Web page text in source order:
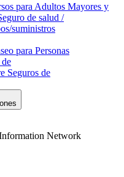
para Adultos Mayores y
de salud /
suministros
para Personas
Seguros de
Network